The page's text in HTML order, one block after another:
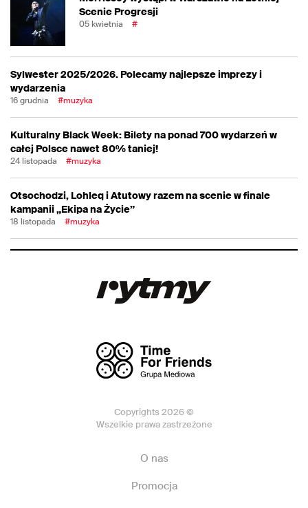
Scenie Progresji
05 kwietnia #
Sylwester 2025/2026. Polecamy najlepsze imprezy i
wydarzenia
16 grudnia #muzyka
Kulturalny Black Week: Bilety na ponad 700 wydarzeń w
całej Polsce nawet 80% taniej!
24 listopada #muzyka
Otsochodzi, Lohleq i Atutowy razem na scenie w finale
kampanii „Ekipa na Życie”
18 listopada #muzyka
Copyrights 2026 ©
Wszelkie prawa zastrzeżone
O nas
Promocja